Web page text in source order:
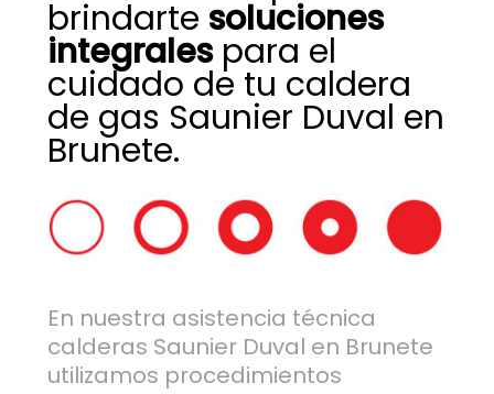
brindarte soluciones
integralespara el
cuidado de tu caldera
de gas Saunier Duval en
Brunete.
En nuestra asistencia técnica
calderas Saunier Duval en Brunete
utilizamos procedimientos